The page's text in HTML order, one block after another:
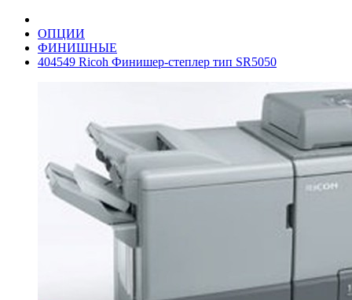
ОПЦИИ
ФИНИШНЫЕ
404549 Ricoh Финишер-степлер тип SR5050